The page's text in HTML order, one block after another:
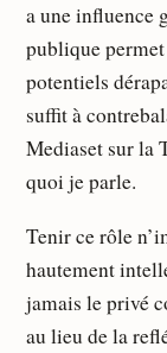
a une influence
publique
potentiels
suffit à
Mediaset sur la
quoi je parle.
Tenir ce rôle
hautement
jamais le privé
au lieu de la